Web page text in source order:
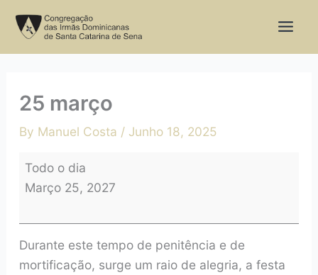
25 março
By Manuel Costa / Junho 18, 2025
março
Todo o dia
Março 25, 2027
Durante este tempo de penitência e de
mortificação, surge um raio de alegria, a festa